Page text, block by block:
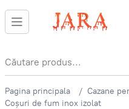
Pagina principala
Cazane
Coșuri de fum inox izolat